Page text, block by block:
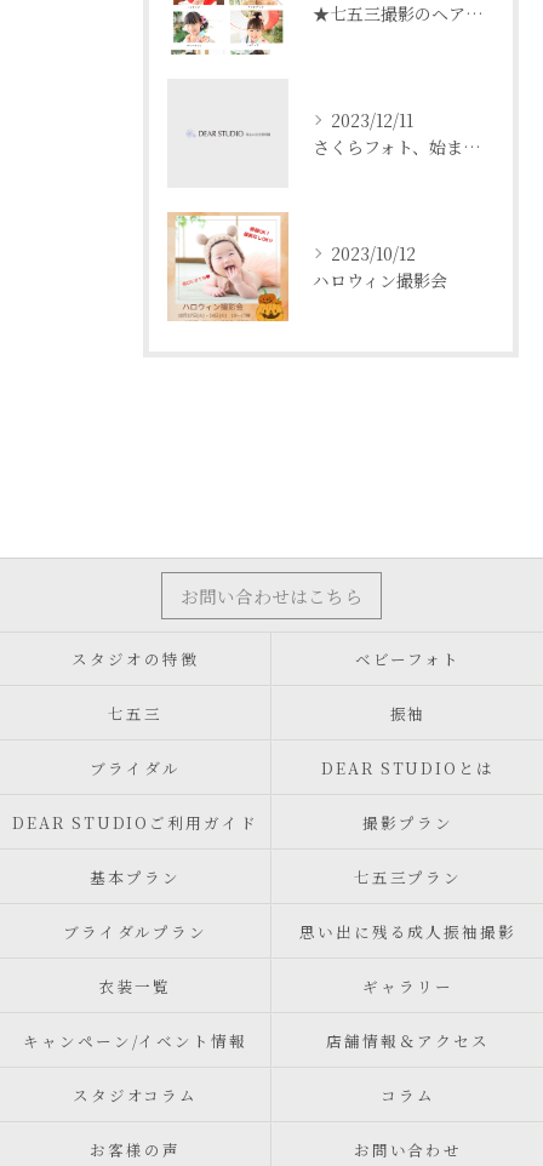
★七五三撮影のヘアセットについて
2023/12/11
さくらフォト、始まります！
2023/10/12
ハロウィン撮影会
お問い合わせはこちら
スタジオの特徴 ベビーフォト
七五三 振袖
ブライダル DEAR STUDIOとは
DEAR STUDIOご利用ガイド 撮影プラン
基本プラン 七五三プラン
ブライダルプラン 思い出に残る成人振袖撮影
衣装一覧 ギャラリー
キャンペーン/イベント情報 店舗情報＆アクセス
スタジオコラム コラム
お客様の声 お問い合わせ